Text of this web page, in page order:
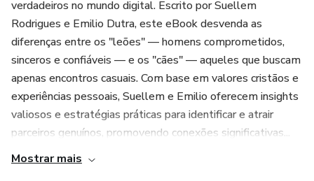
verdadeiros no mundo digital. Escrito por Suellem
Rodrigues e Emilio Dutra, este eBook desvenda as
diferenças entre os "leões" — homens comprometidos,
sinceros e confiáveis — e os "cães" — aqueles que buscam
apenas encontros casuais. Com base em valores cristãos e
experiências pessoais, Suellem e Emilio oferecem insights
valiosos e estratégias práticas para identificar e atrair
parceiros genuínos, promovendo conexões significativas...
Mostrar mais